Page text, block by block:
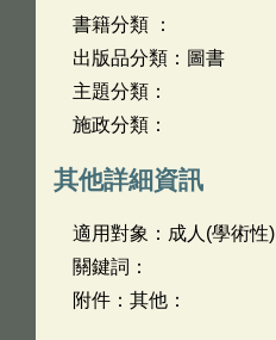
書籍分類 ：
出版品分類：圖書
主題分類：
施政分類：
其他詳細資訊
適用對象：成人(學術性)
關鍵詞：
附件：其他：